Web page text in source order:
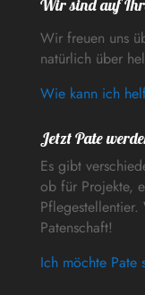
Wir sind auf
Wir freuen uns
natürlich über
Wie kann ich
Jetzt Pate
Es gibt
ob für Projekte,
Patenschaft!
Ich möchte Pate